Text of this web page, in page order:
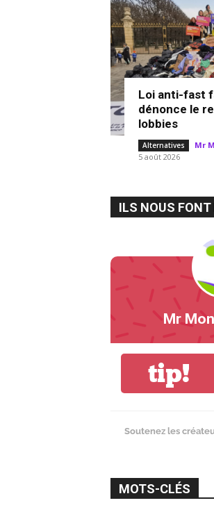
Loi anti-fast
dénonce le
lobbies
Alternatives Mr
5 août 2026
ILS NOUS FONT
Mr
tip!
Soutenez les
MOTS-CLÉS